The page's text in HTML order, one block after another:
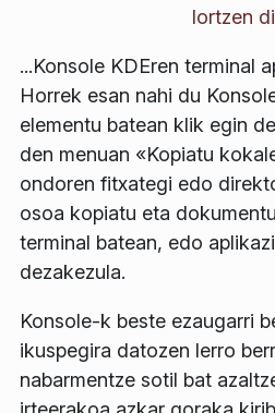
lortzen
...Konsole KDEren terminal
Horrek esan nahi du
elementu batean klik egin
den menuan «Kopiatu
ondoren fitxategi edo
osoa kopiatu eta
terminal batean, edo
dezakezula.
Konsole-k beste ezaugarri
ikuspegira datozen lerro
nabarmentze sotil bat